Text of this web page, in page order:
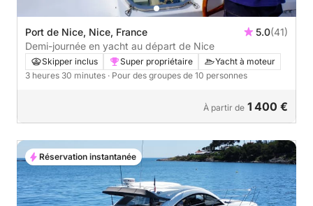
Port de Nice, Nice, France 5.0(41)
Demi-journée en yacht au départ de Nice
Skipper inclus Super propriétaire
Yacht à moteur
3 heures 30 minutes · Pour des groupes de 10 personnes
À partir de 1 400 €
Réservation instantanée